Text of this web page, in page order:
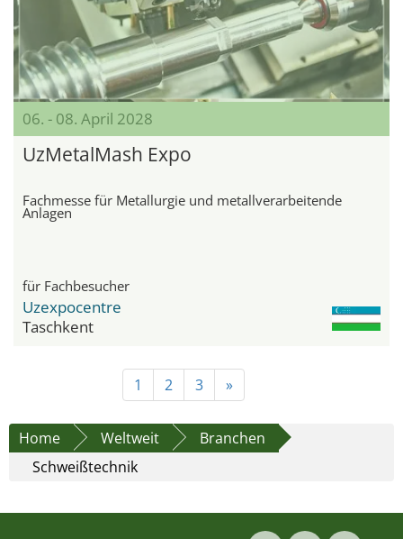
06. - 08. April 2028
UzMetalMash Expo
Fachmesse für Metallurgie und metallverarbeitende
Anlagen
für Fachbesucher
Uzexpocentre
Taschkent
1 2 3 »
Home Weltweit
Branchen
Schweißtechnik